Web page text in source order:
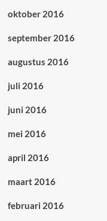
oktober 2016
september 2016
augustus 2016
juli 2016
juni 2016
mei 2016
april 2016
maart 2016
februari 2016